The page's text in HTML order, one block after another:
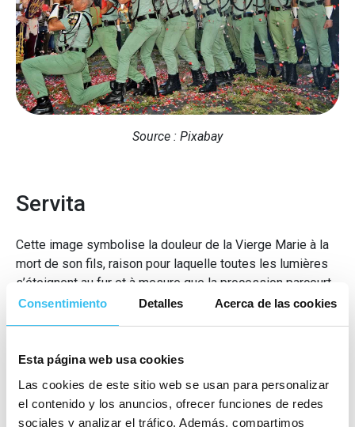
Consentimiento Detalles Acerca de las cookies
Esta página web usa cookies
Las cookies de este sitio web se usan para personalizar
el contenido y los anuncios, ofrecer funciones de redes
sociales y analizar el tráfico. Además, compartimos
Source : Pixabay
Servita
Cette image symbolise la douleur de la Vierge Marie à la
mort de son fils, raison pour laquelle toutes les lumières
s’éteignent au fur et à mesure que la procession parcourt
les rues de Malaga le Vendredi saint. L’atmosphère
conseillons d’être patient etd’attendre jusqu’à minuit
pour voir sortir et suivre cette procession